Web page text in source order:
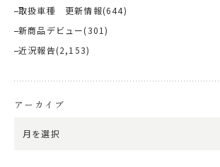
取扱車種 更新情報(644)
新商品デビュー(301)
近況報告(2,153)
アーカイブ